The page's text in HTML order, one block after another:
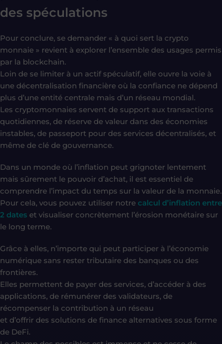
des spéculations
Pour conclure, se demander « à quoi sert la crypto
monnaie » revient à explorer l’ensemble des usages permis
par la blockchain.
Loin de se limiter à un actif spéculatif, elle ouvre la voie à
une décentralisation financière où la confiance ne dépend
plus d’une entité centrale mais d’un réseau mondial.
Les cryptomonnaies servent de support aux transactions
quotidiennes, de réserve de valeur dans des économies
instables, de passeport pour des services décentralisés, et
même de clé de gouvernance.
Dans un monde où l’inflation peut grignoter lentement
mais sûrement le pouvoir d’achat, il est essentiel de
comprendre l’impact du temps sur la valeur de la monnaie.
Pour cela, vous pouvez utiliser notre calcul d’inflation entre
2 dates et visualiser concrètement l’érosion monétaire sur
le long terme.
Grâce à elles, n’importe qui peut participer à l’économie
numérique sans rester tributaire des banques ou des
frontières.
Elles permettent de payer des services, d’accéder à des
applications, de rémunérer des validateurs, de
récompenser la contribution à un réseau
et d’offrir des solutions de finance alternatives sous forme
de DeFi.